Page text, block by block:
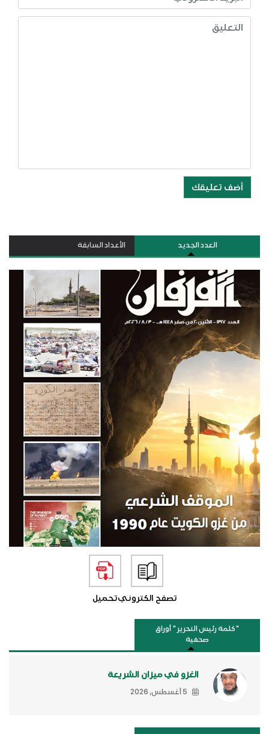
أضف تعليقك
العدد الجديد الأعداد السابقة
تصفح الكترونيتحميل
"كلمة رئيس التحرير " أوراق
صحفية
الغزو في ميزان الشريعة
5 أغسطس, 2026